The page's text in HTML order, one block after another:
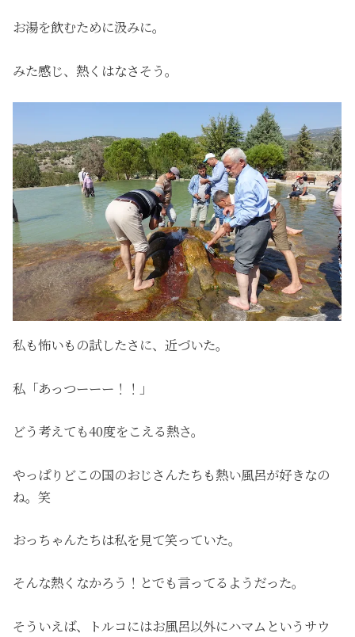
お湯を飲むために汲みに。
みた感じ、熱くはなさそう。
私も怖いもの試したさに、近づいた。
私「あっつーーー！！」
どう考えても40度をこえる熱さ。
やっぱりどこの国のおじさんたちも熱い風呂が好きなの
ね。笑
おっちゃんたちは私を見て笑っていた。
そんな熱くなかろう！とでも言ってるようだった。
そういえば、トルコにはお風呂以外にハマムというサウ